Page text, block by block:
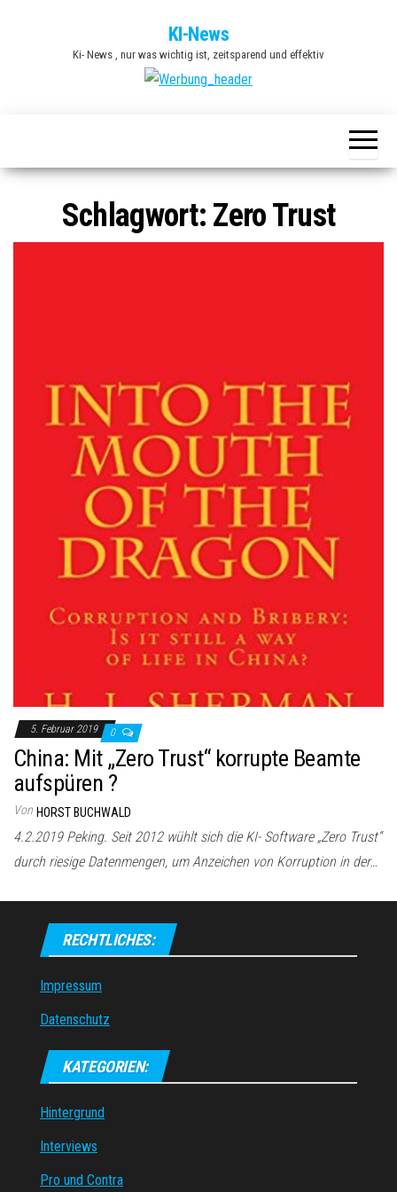
KI-News
Ki- News , nur was wichtig ist, zeitsparend und effektiv
Schlagwort: Zero Trust
5. Februar 2019 0
China: Mit „Zero Trust“ korrupte Beamte
aufspüren ?
Von HORST BUCHWALD
4.2.2019 Peking. Seit 2012 wühlt sich die KI- Software „Zero Trust“
durch riesige Datenmengen, um Anzeichen von Korruption in der…
RECHTLICHES:
Impressum
Datenschutz
KATEGORIEN:
Hintergrund
Interviews
Pro und Contra